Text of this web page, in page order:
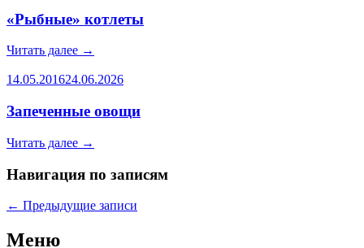
«Рыбные» котлеты
Читать далее →
14.05.201624.06.2026
Запеченные овощи
Читать далее →
Навигация по записям
← Предыдущие записи
Меню